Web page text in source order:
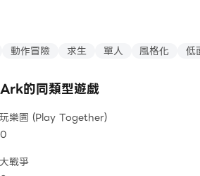
動作冒險 求生 單人 風格化 低
的同類型遊戲
樂園 (Play Together)
戰爭